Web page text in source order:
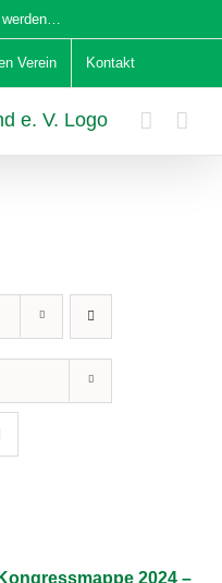
Verein Kontakt
2024 –